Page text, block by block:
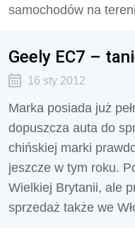
samochodów na
Geely EC7 –
16 sty 2012
Marka posiada już
dopuszcza auta do
chińskiej marki
jeszcze w tym roku.
Wielkiej Brytanii, ale
sprzedaż także we